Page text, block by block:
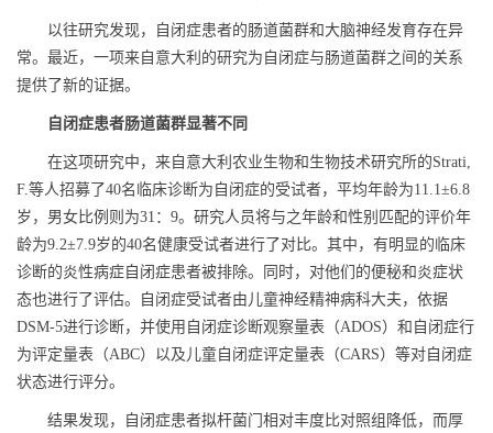
以往研究发现，自闭症患者的肠道菌群和大脑神经发育存在异
常。最近，一项来自意大利的研究为自闭症与肠道菌群之间的关系
提供了新的证据。
自闭症患者肠道菌群显著不同
在这项研究中，来自意大利农业生物和生物技术研究所的Strati,
F.等人招募了40名临床诊断为自闭症的受试者，平均年龄为11.1±6.8
岁，男女比例则为31：9。研究人员将与之年龄和性别匹配的评价年
龄为9.2±7.9岁的40名健康受试者进行了对比。其中，有明显的临床
诊断的炎性病症自闭症患者被排除。同时，对他们的便秘和炎症状
态也进行了评估。自闭症受试者由儿童神经精神病科大夫，依据
DSM-5进行诊断，并使用自闭症诊断观察量表（ADOS）和自闭症行
为评定量表（ABC）以及儿童自闭症评定量表（CARS）等对自闭症
状态进行评分。
结果发现，自闭症患者拟杆菌门相对丰度比对照组降低，而厚